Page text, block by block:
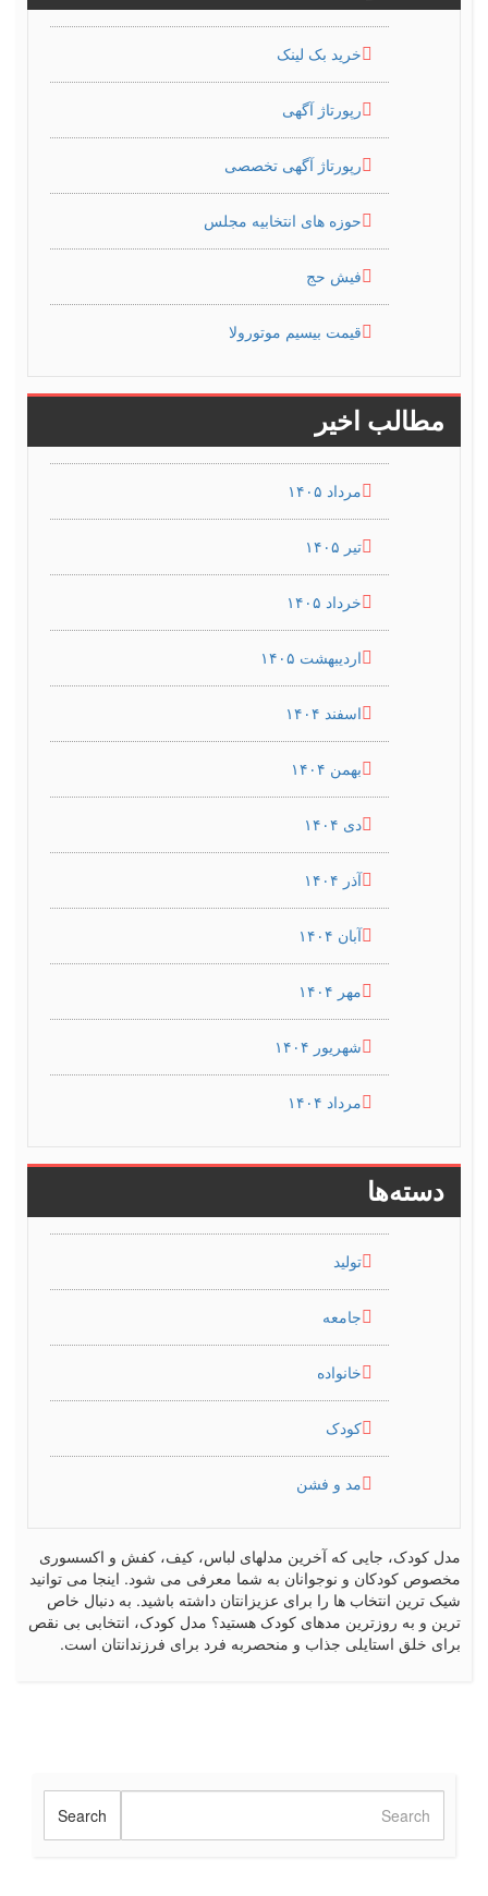
خرید بک لینک
رپورتاژ آگهی
رپورتاژ آگهی تخصصی
حوزه های انتخابیه مجلس
فیش حج
قیمت بیسیم موتورولا
مطالب اخیر
مرداد ۱۴۰۵
تیر ۱۴۰۵
خرداد ۱۴۰۵
اردیبهشت ۱۴۰۵
اسفند ۱۴۰۴
بهمن ۱۴۰۴
دی ۱۴۰۴
آذر ۱۴۰۴
آبان ۱۴۰۴
مهر ۱۴۰۴
شهریور ۱۴۰۴
مرداد ۱۴۰۴
دسته‌ها
تولید
جامعه
خانواده
کودک
مد و فشن
مدل کودک، جایی که آخرین مدلهای لباس، کیف، کفش و اکسسوری
مخصوص کودکان و نوجوانان به شما معرفی می شود. اینجا می توانید
شیک ترین انتخاب ها را برای عزیزانتان داشته باشید. به دنبال خاص
ترین و به روزترین مدهای کودک هستید؟ مدل کودک، انتخابی بی نقص
برای خلق استایلی جذاب و منحصربه فرد برای فرزندانتان است.